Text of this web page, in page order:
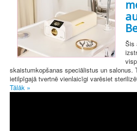
Šis
skaistumkopšanas speciālistus un salonus.
ietilpīgajā tvertnē vienlaicīgi varēsiet
Tālāk »